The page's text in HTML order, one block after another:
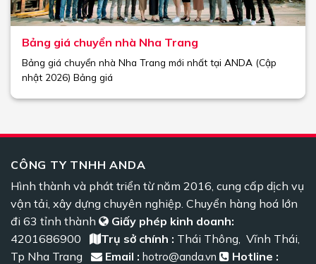
Bảng giá chuyển nhà Nha Trang
Bảng giá chuyển nhà Nha Trang mới nhất tại ANDA (Cập
nhật 2026) Bảng giá
CÔNG TY TNHH ANDA
Hình thành và phát triển từ năm 2016, cung cấp dịch vụ
vận tải, xây dựng chuyên nghiệp. Chuyển hàng hoá lớn
đi 63 tỉnh thành
Giấy phép kinh doanh:
4201686900
Trụ sở chính : Thái Thông, Vĩnh Thái,
Tp Nha Trang
Email : hotro@anda.vn Hotline :